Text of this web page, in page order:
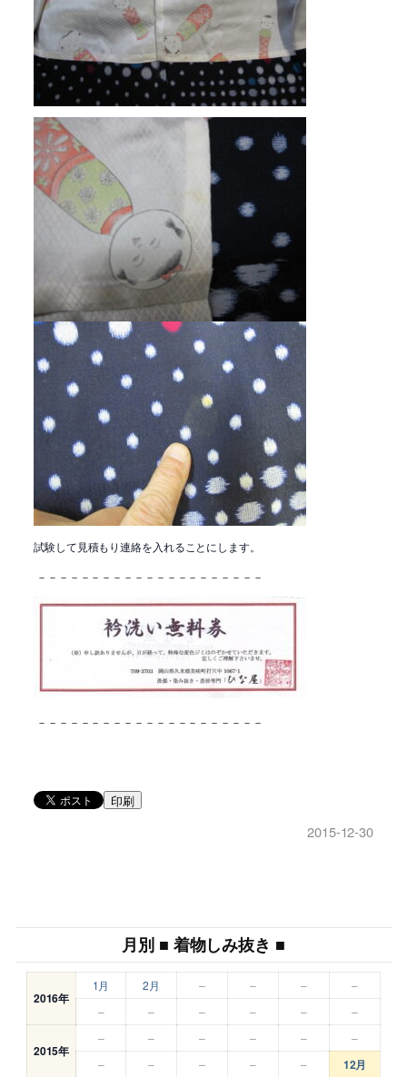
試験して見積もり連絡を入れることにします。
－－－－－－－－－－－－－－－－－－－－－
－－－－－－－－－－－－－－－－－－－－－
印刷
2015-12-30
月別 ■ 着物しみ抜き ■
2016年
1月 2月 – – –
–
–
– – – – –
2015年
– – – – –
–
–
– – – – 12月